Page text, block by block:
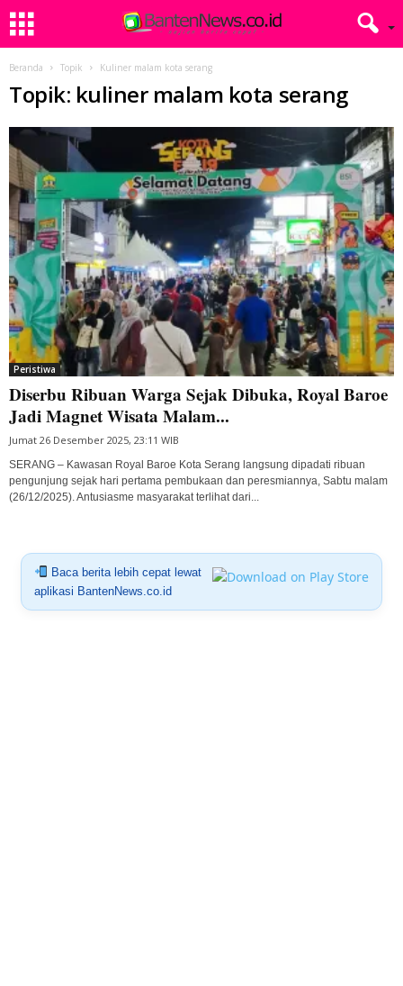
Beranda Topik Kuliner malam kota serang
Topik: kuliner malam kota serang
Peristiwa
Diserbu Ribuan Warga Sejak Dibuka, Royal Baroe
Jadi Magnet Wisata Malam...
Jumat 26 Desember 2025, 23:11 WIB
SERANG – Kawasan Royal Baroe Kota Serang langsung dipadati ribuan
pengunjung sejak hari pertama pembukaan dan peresmiannya, Sabtu malam
(26/12/2025). Antusiasme masyarakat terlihat dari...
Baca berita lebih cepat lewat
aplikasi BantenNews.co.id